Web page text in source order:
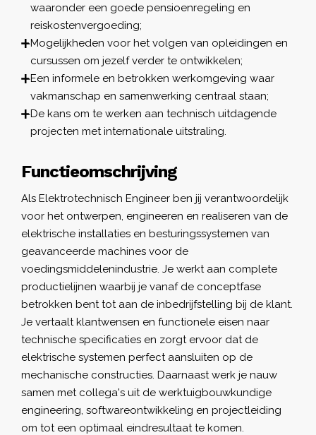
waaronder een goede pensioenregeling en
reiskostenvergoeding;
Mogelijkheden voor het volgen van opleidingen en
cursussen om jezelf verder te ontwikkelen;
Een informele en betrokken werkomgeving waar
vakmanschap en samenwerking centraal staan;
De kans om te werken aan technisch uitdagende
projecten met internationale uitstraling.
Functieomschrijving
Als Elektrotechnisch Engineer ben jij verantwoordelijk
voor het ontwerpen, engineeren en realiseren van de
elektrische installaties en besturingssystemen van
geavanceerde machines voor de
voedingsmiddelenindustrie. Je werkt aan complete
productielijnen waarbij je vanaf de conceptfase
betrokken bent tot aan de inbedrijfstelling bij de klant.
Je vertaalt klantwensen en functionele eisen naar
technische specificaties en zorgt ervoor dat de
elektrische systemen perfect aansluiten op de
mechanische constructies. Daarnaast werk je nauw
samen met collega's uit de werktuigbouwkundige
engineering, softwareontwikkeling en projectleiding
om tot een optimaal eindresultaat te komen.